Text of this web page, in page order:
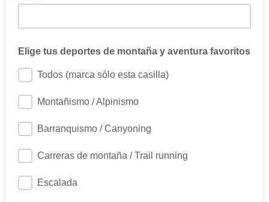
Elige tus deportes de montaña y aventura favoritos
Todos (marca sólo esta casilla)
Montañismo / Alpinismo
Barranquismo / Canyoning
Carreras de montaña / Trail running
Escalada